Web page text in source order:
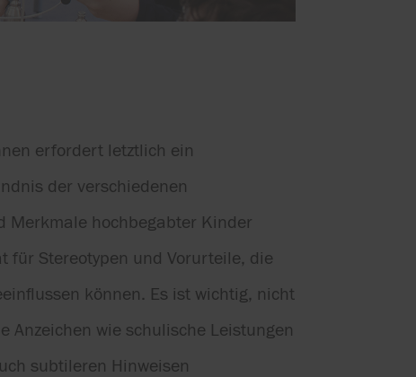
erfordert letztlich ein
der verschiedenen
Merkmale hochbegabter Kinder
für Stereotypen und Vorurteile, die
können. Es ist wichtig, nicht
Anzeichen wie schulische Leistungen
subtileren Hinweisen